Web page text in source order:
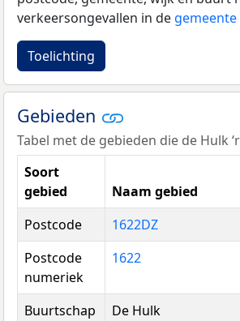
verkeersongevallen in de
Toelichting
Gebieden
Tabel met de gebieden die de Hulk
Soort
gebied
Naam gebied
Postcode
1622DZ
Postcode
numeriek
1622
Buurtschap De Hulk